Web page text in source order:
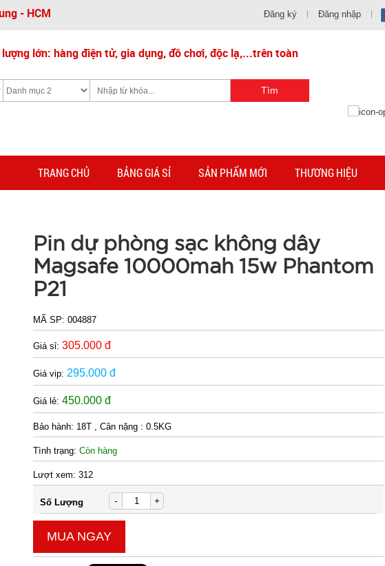
- HCM Đăng ký Đăng nhập
lớn: hàng điện tử, gia dụng, đồ chơi, độc lạ,...trên toàn
TRANG CHỦ BẢNG GIÁ SỈ SẢN PHẨM MỚI THƯƠNG HIỆU
Pin dự phòng sạc không dây
Magsafe 10000mah 15w Phantom
P21
MÃ SP:004887
Giá sỉ:305.000 đ
Giá vip:295.000 đ
Giá lẻ:450.000 đ
Bảo hành: 18T , Cân nặng : 0.5KG
Tình trạng:Còn hàng
Lượt xem:312
Số Lượng - +
MUA NGAY